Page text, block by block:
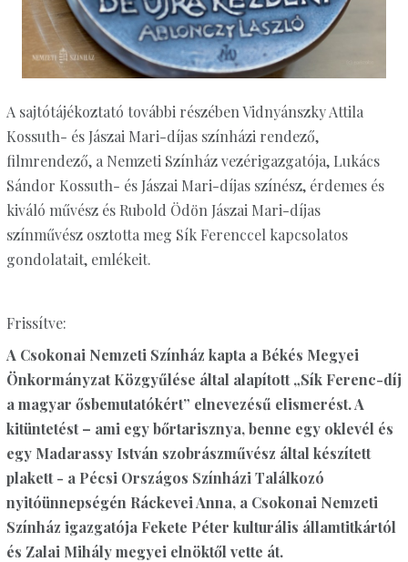
A sajtótájékoztató további részében Vidnyánszky Attila
Kossuth- és Jászai Mari-díjas színházi rendező,
filmrendező, a Nemzeti Színház vezérigazgatója, Lukács
Sándor Kossuth- és Jászai Mari-díjas színész, érdemes és
kiváló művész és Rubold Ödön Jászai Mari-díjas
színművész osztotta meg Sík Ferenccel kapcsolatos
gondolatait, emlékeit.
Frissítve:
A Csokonai Nemzeti Színház kapta a Békés Megyei
Önkormányzat Közgyűlése által alapított „Sík Ferenc-díj
a magyar ősbemutatókért” elnevezésű elismerést. A
kitüntetést – ami egy bőrtarisznya, benne egy oklevél és
egy Madarassy István szobrászművész által készített
plakett - a Pécsi Országos Színházi Találkozó
nyitóünnepségén Ráckevei Anna, a Csokonai Nemzeti
Színház igazgatója Fekete Péter kulturális államtitkártól
és Zalai Mihály megyei elnöktől vette át.